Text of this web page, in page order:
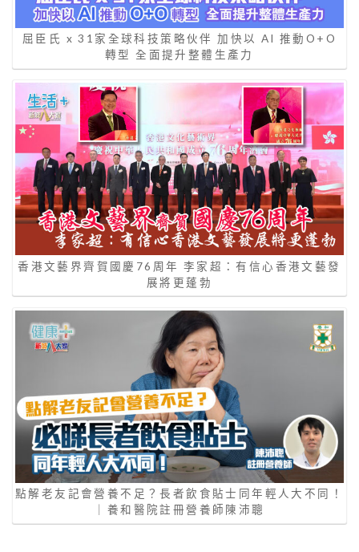
屈臣氏 x 31家全球科技策略伙伴 加快以 AI 推動O+O
轉型 全面提升整體生產力
香港文藝界齊賀國慶76周年 李家超：有信心香港文藝發
展將更蓬勃
點解老友記會營養不足？長者飲食貼士同年輕人大不同！
｜養和醫院註冊營養師陳沛聰